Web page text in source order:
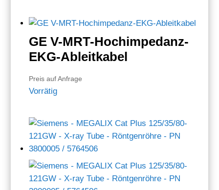
GE V-MRT-Hochimpedanz-
EKG-Ableitkabel
Preis auf Anfrage
Vorrätig